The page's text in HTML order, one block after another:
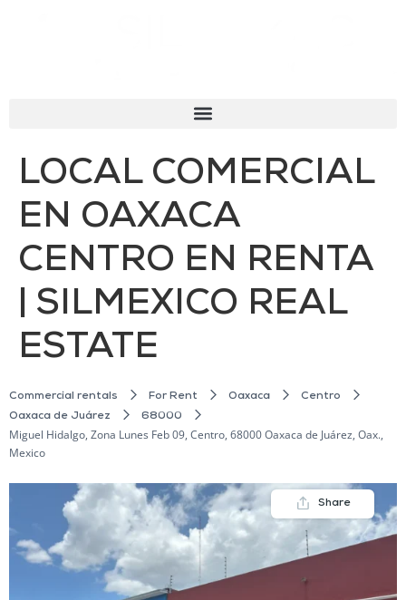
LOCAL COMERCIAL
EN OAXACA
CENTRO EN RENTA
| SILMEXICO REAL
ESTATE
Commercial rentals For Rent Oaxaca
Centro
Oaxaca de Juárez
68000
Miguel Hidalgo, Zona Lunes Feb 09, Centro, 68000 Oaxaca de Juárez, Oax.,
Mexico
Share